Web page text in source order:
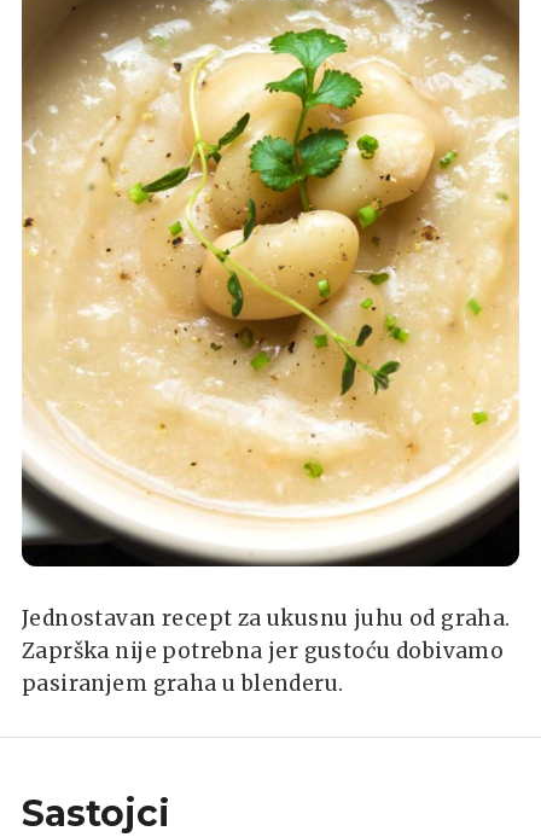
Jednostavan recept za ukusnu juhu od graha.
Zaprška nije potrebna jer gustoću dobivamo
pasiranjem graha u blenderu.
Sastojci